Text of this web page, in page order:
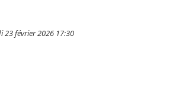
février 2026 17:30